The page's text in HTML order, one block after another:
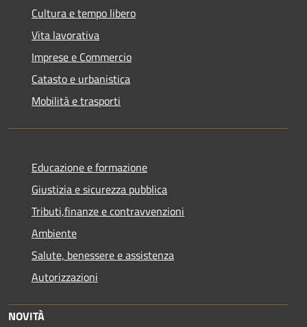
Cultura e tempo libero
Vita lavorativa
Imprese e Commercio
Catasto e urbanistica
Mobilità e trasporti
Educazione e formazione
Giustizia e sicurezza pubblica
Tributi,finanze e contravvenzioni
Ambiente
Salute, benessere e assistenza
Autorizzazioni
NOVITÀ